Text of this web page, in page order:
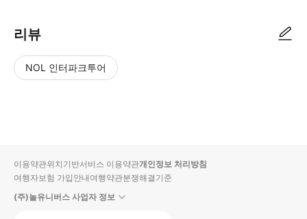
리뷰
NOL 인터파크투어
입니
다.
순
상
이용약관위치기반서비스 이용약관개인정보 처리방침
여행자보험 가입안내여행약관분쟁해결기준
(주)놀유니버스 사업자 정보